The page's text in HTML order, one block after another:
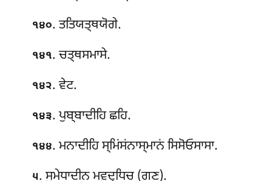
੧੪੦. ਤਤਿਯਤ੍ਥਯੋਗੇ.
੧੪੧. ਚਤ੍ਥਸਮਾਸੇ.
੧੪੨. ਵੇਟ.
੧੪੩. ਪੁਬ੍ਬਾਦੀਹਿ ਛਹਿ.
੧੪੪. ਮਨਾਦੀਹਿ ਸ੍ਮਿਂਸਂਨਾਸ੍ਮਾਨਂ ਸਿਸੋਓਸਾਸਾ.
੫. ਸੁਮੇਧਾਦੀਨ ਮਵੁਦ੍ਧਿਚ (ਗਣ).